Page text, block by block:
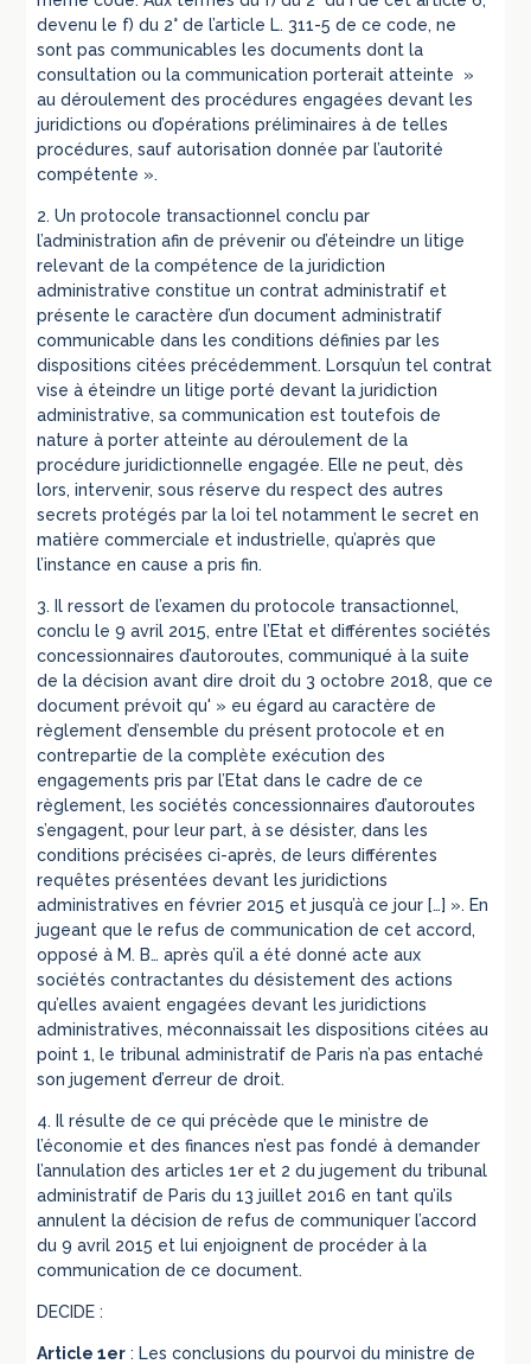
devenu le f) du 2° de l’article L. 311-5 de ce code, ne
sont pas communicables les documents dont la
consultation ou la communication porterait atteinte »
au déroulement des procédures engagées devant les
juridictions ou d’opérations préliminaires à de telles
procédures, sauf autorisation donnée par l’autorité
compétente ».
2. Un protocole transactionnel conclu par
l’administration afin de prévenir ou d’éteindre un litige
relevant de la compétence de la juridiction
administrative constitue un contrat administratif et
présente le caractère d’un document administratif
communicable dans les conditions définies par les
dispositions citées précédemment. Lorsqu’un tel contrat
vise à éteindre un litige porté devant la juridiction
administrative, sa communication est toutefois de
nature à porter atteinte au déroulement de la
procédure juridictionnelle engagée. Elle ne peut, dès
lors, intervenir, sous réserve du respect des autres
secrets protégés par la loi tel notamment le secret en
matière commerciale et industrielle, qu’après que
l’instance en cause a pris fin.
3. Il ressort de l’examen du protocole transactionnel,
conclu le 9 avril 2015, entre l’Etat et différentes sociétés
concessionnaires d’autoroutes, communiqué à la suite
de la décision avant dire droit du 3 octobre 2018, que ce
document prévoit qu' » eu égard au caractère de
règlement d’ensemble du présent protocole et en
contrepartie de la complète exécution des
engagements pris par l’Etat dans le cadre de ce
règlement, les sociétés concessionnaires d’autoroutes
s’engagent, pour leur part, à se désister, dans les
conditions précisées ci-après, de leurs différentes
requêtes présentées devant les juridictions
administratives en février 2015 et jusqu’à ce jour […] ». En
jugeant que le refus de communication de cet accord,
opposé à M. B… après qu’il a été donné acte aux
sociétés contractantes du désistement des actions
qu’elles avaient engagées devant les juridictions
administratives, méconnaissait les dispositions citées au
point 1, le tribunal administratif de Paris n’a pas entaché
son jugement d’erreur de droit.
4. Il résulte de ce qui précède que le ministre de
l’économie et des finances n’est pas fondé à demander
l’annulation des articles 1er et 2 du jugement du tribunal
administratif de Paris du 13 juillet 2016 en tant qu’ils
annulent la décision de refus de communiquer l’accord
du 9 avril 2015 et lui enjoignent de procéder à la
communication de ce document.
DECIDE :
Article 1er : Les conclusions du pourvoi du ministre de